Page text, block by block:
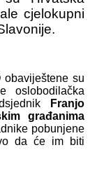
cjelokupni
obaviještene su
oslobodilačka
Franjo
građanima
pobunjene
da će im biti